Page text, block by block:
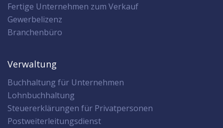
Fertige Unternehmen zum Verkauf
Gewerbelizenz
Branchenbüro
Verwaltung
Buchhaltung für Unternehmen
Lohnbuchhaltung
Steuererklärungen für Privatpersonen
Postweiterleitungsdienst